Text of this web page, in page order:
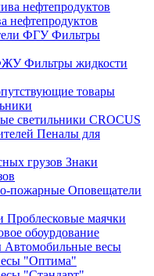
нефтепродуктов
Фильтры
Фильтры жидкости
товары
светильники CROCUS
Пеналы для
Знаки
Оповещатели
Проблесковые маячки
обоурдование
Автомобильные весы
"Оптима"